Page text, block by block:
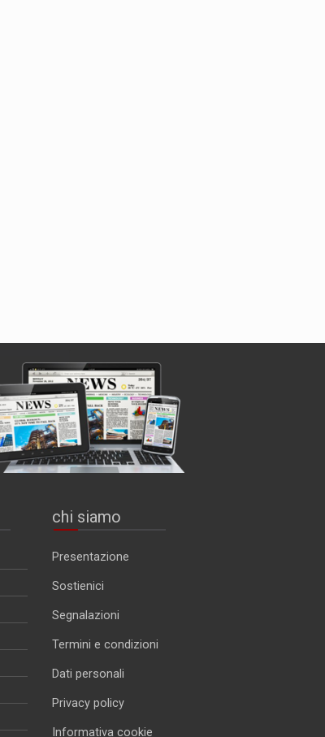
chi siamo
Presentazione
Sostienici
Segnalazioni
Termini e condizioni
Dati personali
Privacy policy
Informativa cookie